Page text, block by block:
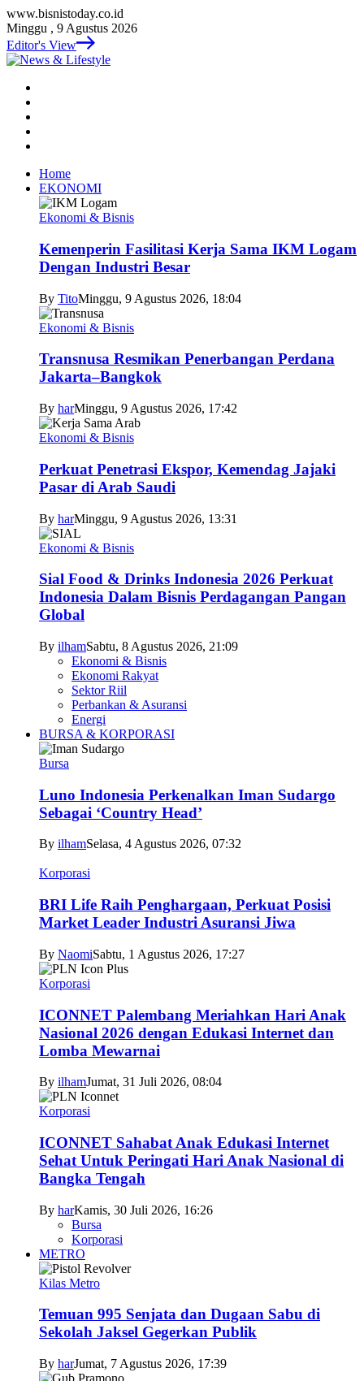
www.bisnistoday.co.id
Minggu , 9 Agustus 2026
Editor's View
Home
EKONOMI
Ekonomi & Bisnis
Kemenperin Fasilitasi Kerja Sama IKM Logam
Dengan Industri Besar
By TitoMinggu, 9 Agustus 2026, 18:04
Ekonomi & Bisnis
Transnusa Resmikan Penerbangan Perdana
Jakarta–Bangkok
By harMinggu, 9 Agustus 2026, 17:42
Ekonomi & Bisnis
Perkuat Penetrasi Ekspor, Kemendag Jajaki
Pasar di Arab Saudi
By harMinggu, 9 Agustus 2026, 13:31
Ekonomi & Bisnis
Sial Food & Drinks Indonesia 2026 Perkuat
Indonesia Dalam Bisnis Perdagangan Pangan
Global
By ilhamSabtu, 8 Agustus 2026, 21:09
Ekonomi & Bisnis
Ekonomi Rakyat
Sektor Riil
Perbankan & Asuransi
Energi
BURSA & KORPORASI
Bursa
Luno Indonesia Perkenalkan Iman Sudargo
Sebagai ‘Country Head’
By ilhamSelasa, 4 Agustus 2026, 07:32
Korporasi
BRI Life Raih Penghargaan, Perkuat Posisi
Market Leader Industri Asuransi Jiwa
By NaomiSabtu, 1 Agustus 2026, 17:27
Korporasi
ICONNET Palembang Meriahkan Hari Anak
Nasional 2026 dengan Edukasi Internet dan
Lomba Mewarnai
By ilhamJumat, 31 Juli 2026, 08:04
Korporasi
ICONNET Sahabat Anak Edukasi Internet
Sehat Untuk Peringati Hari Anak Nasional di
Bangka Tengah
By harKamis, 30 Juli 2026, 16:26
Bursa
Korporasi
METRO
Kilas Metro
Temuan 995 Senjata dan Dugaan Sabu di
Sekolah Jaksel Gegerkan Publik
By harJumat, 7 Agustus 2026, 17:39